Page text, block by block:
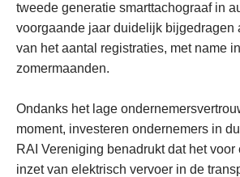
tweede generatie smarttachograaf in
voorgaande jaar duidelijk bijgedragen
van het aantal registraties, met name
zomermaanden.
Ondanks het lage
moment, investeren ondernemers in
RAI Vereniging benadrukt dat het
inzet van elektrisch vervoer in de